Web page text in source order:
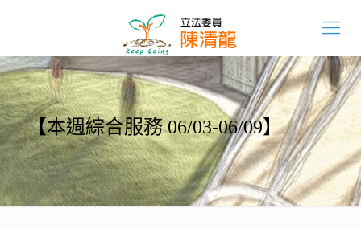
【本週綜合服務 06/03-06/09】